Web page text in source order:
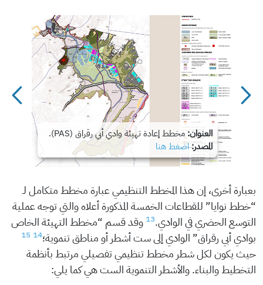
العنوان:مخطط إعادة تهيئة وادي أبي رقراق (PAS).
المصدر:اضغط هنا
بعبارة أخرى، إن هذا المخطط التنظيمي عبارة مخطط متكامل لـ
“خطط نوايا” للقطاعات الخمسة المذكورة أعلاه والتي توجه عملية
التوسع الحضري في الوادي.13 وقد قسم “مخطط التهيئة الخاص
بوادي أبي رقراق” الوادي إلى ست أشطر أو مناطق تنموية؛14
15
حيث يكون لكل شطر مخطط تنظيمي تفصيلي مرتبط بأنظمة
التخطيط والبناء. والأشطر التنموية الست هي كما يلي: